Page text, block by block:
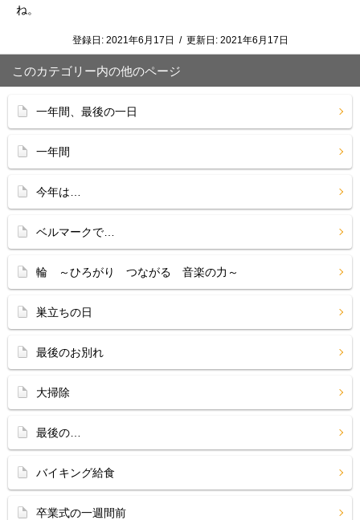
ね。
登録日: 2021年6月17日 / 更新日: 2021年6月17日
このカテゴリー内の他のページ
一年間、最後の一日
一年間
今年は…
ベルマークで…
輪 ～ひろがり つながる 音楽の力～
巣立ちの日
最後のお別れ
大掃除
最後の…
バイキング給食
卒業式の一週間前